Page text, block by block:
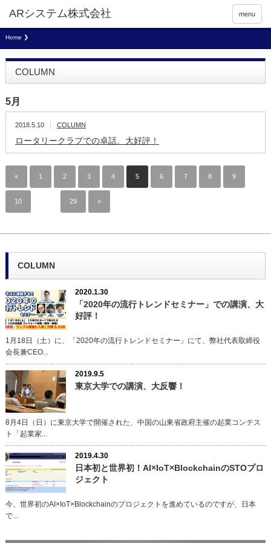
menu
Home
COLUMN
5月
2018.5.10 COLUMN
ロータリークラブでの卓話、大好評！
« 1 2 3 4 5 6 7 8 9
10 29 »
COLUMN
2020.1.30
「2020年の流行トレンドセミナー」での講演、大
好評！
1月18日（土）に、「2020年の流行トレンドセミナー」にて、弊社代表取締役
会長兼CEO...
2019.9.5
東京大学での講演、大反響！
8月4日（日）に東京大学で開催された、中国の山東省政府主催の起業コンテス
ト「起業家...
2019.4.30
日本初と世界初！AI×IoT×BlockchainのSTOプロ
ジェクト
今、世界初のAI×IoT×Blockchainのプロジェクトを進めているのですが、日本
で...